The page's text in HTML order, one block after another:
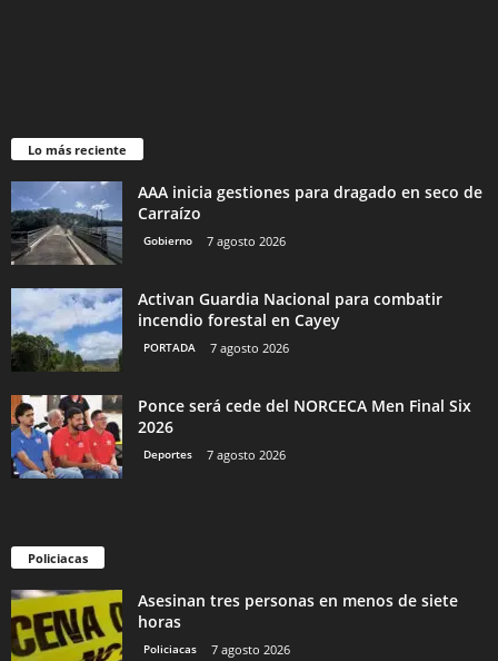
Lo más reciente
AAA inicia gestiones para dragado en seco de
Carraízo
Gobierno 7 agosto 2026
Activan Guardia Nacional para combatir
incendio forestal en Cayey
PORTADA 7 agosto 2026
Ponce será cede del NORCECA Men Final Six
2026
Deportes 7 agosto 2026
Policiacas
Asesinan tres personas en menos de siete
horas
Policiacas 7 agosto 2026